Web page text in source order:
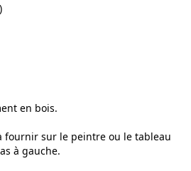
en bois.
fournir sur le peintre ou le tableau
à gauche.